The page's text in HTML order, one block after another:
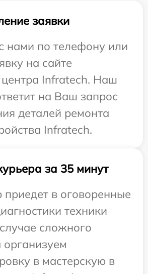
заявки
нами по телефону или
на сайте
центра Infratech. Наш
на Ваш запрос
деталей ремонта
Infratech.
за 35 минут
в оговоренные
техники
сложного
в мастерскую в